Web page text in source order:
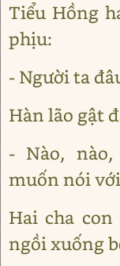
Tiểu Hồng
phịu:
- Người ta
Hàn lão gật
- Nào, nào,
muốn nói
Hai cha
ngồi xuống